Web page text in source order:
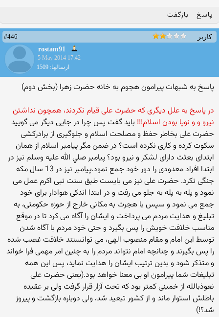
پاسخ بازگفت
کاربر
#446
rostam91
5 May 2014 17:42
ارسالها: 1509
پاسخ به شبهات پیرامون هجوم به خانه حضرت زهرا (بخش دوم)
در پاسخ به علل دیگری که حضرت علی قیام نکردند، همچون نداشتن
نیرو و و نوپا بودن اسلام!!! باید گفت پس چرا در جایی دیگر می گویید
حضرت علی بخاطر حفظ و مصلحت اسلام و جلوگیری از برادرکشی
سکوت کرده و کاری نکرده است؟ در ضمن مگر پیامبر اسلام از همان
ابتدای بعثت دارای لشکر و نیرو بود؟ پیامبر صلي الله عليه وسلم نیز در
ابتدا افراد معدودی را دور خود جمع نمود.پیامبر نیز در 13 سال مکه
جنگی نکرد. حضرت علی نیز می بایست طبق سنت نبی اکرم عمل می
نمود و پله به پله به جلو می رفت و در ابتدا اندکی هوادار برای خود
جمع می نمود و سپس با هجرت به مکانی خارج از حوزه حکومتی، به
تبلیغ و هدایت مردم می پرداخت و ایشان را آگاه می کرد تا در موقع
مناسب خلافت خویش را پس بگیرد و حتی خود مردم با آگاه شدن
توسط این امام و مقام منصوب الهی، می توانستند خلافت غصب شده
را پس بگیرند و چنانچه امام نتواند مردم را به چنین امر مهمی فرا خواند
و متذکر شود و بدین ترتیب ایشان را هدایت نماید، پس این همه
تبلیغات شما پیرامون او بی معنا خواهد بود.(یعنی حضرت علی
نعوذبالله از خمینی کمتر بود که تحت آزار قرار گرفت ولی بر عقیده
باطلش استوار ماند و از کشور تبعید شد، ولی دوباره بازگشت و پیروز
شد؟!)